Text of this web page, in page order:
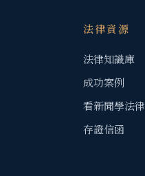
法律資源
法律知識庫
成功案例
看新聞學法律
存證信函